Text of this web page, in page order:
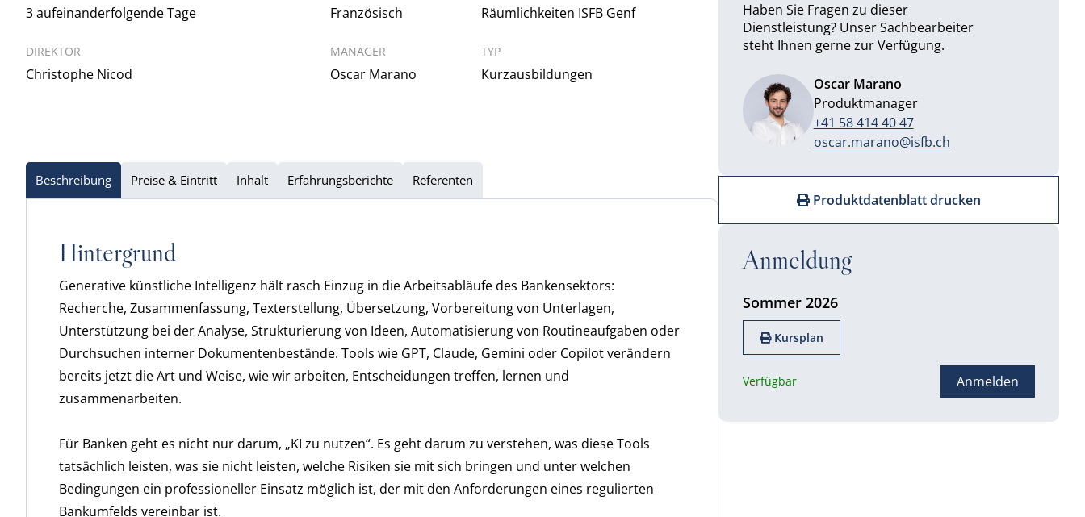
3 aufeinanderfolgende Tage Französisch Räumlichkeiten ISFB Genf
DIREKTOR
Christophe Nicod
MANAGER
Oscar Marano
TYP
Kurzausbildungen
Beschreibung Preise & Eintritt Inhalt Erfahrungsberichte Referenten
Hintergrund
Generative künstliche Intelligenz hält rasch Einzug in die Arbeitsabläufe des Bankensektors:
Recherche, Zusammenfassung, Texterstellung, Übersetzung, Vorbereitung von Unterlagen,
Unterstützung bei der Analyse, Strukturierung von Ideen, Automatisierung von Routineaufgaben oder
Durchsuchen interner Dokumentenbestände. Tools wie GPT, Claude, Gemini oder Copilot verändern
bereits jetzt die Art und Weise, wie wir arbeiten, Entscheidungen treffen, lernen und
zusammenarbeiten.
Für Banken geht es nicht nur darum, „KI zu nutzen“. Es geht darum zu verstehen, was diese Tools
tatsächlich leisten, was sie nicht leisten, welche Risiken sie mit sich bringen und unter welchen
Bedingungen ein professioneller Einsatz möglich ist, der mit den Anforderungen eines regulierten
Bankumfelds vereinbar ist.
Haben Sie Fragen zu dieser
Dienstleistung? Unser Sachbearbeiter
steht Ihnen gerne zur Verfügung.
Oscar Marano
Produktmanager
+41 58 414 40 47
oscar.marano@isfb.ch
Produktdatenblatt drucken
Anmeldung
Sommer 2026
Kursplan
Verfügbar Anmelden